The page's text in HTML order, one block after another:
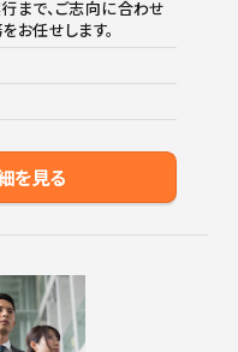
まで、ご志向に合わせ
お任せします。
を見る